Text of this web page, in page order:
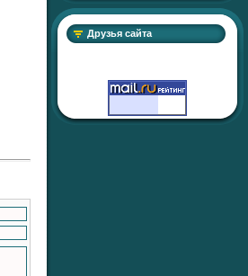
Друзья сайта